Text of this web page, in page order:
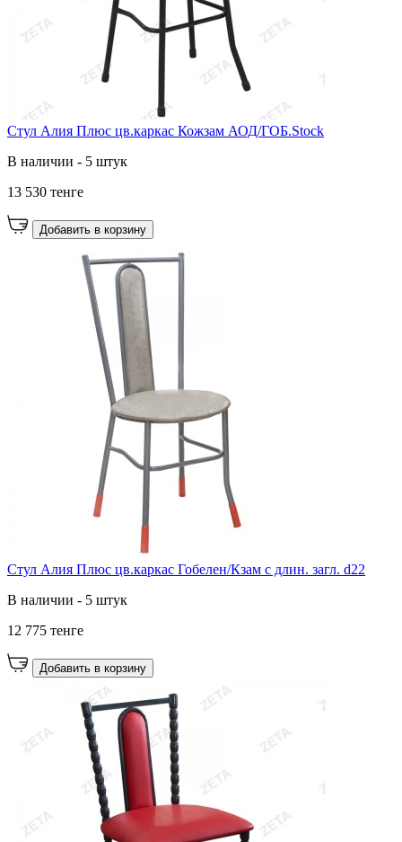
Стул Алия Плюс цв.каркас Кожзам АОД/ГОБ.Stock
В наличии - 5 штук
13 530 тенге
Добавить в корзину
Стул Алия Плюс цв.каркас Гобелен/Кзам с длин. загл. d22
В наличии - 5 штук
12 775 тенге
Добавить в корзину